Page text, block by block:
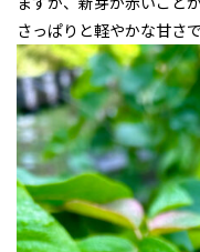
さっぱりと軽やかな甘さ